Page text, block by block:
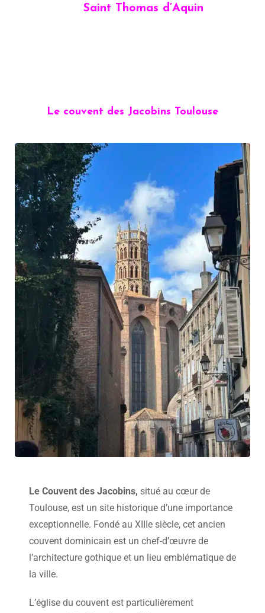
Saint Thomas d’Aquin
Le couvent des Jacobins Toulouse
Le Couvent des Jacobins, situé au cœur de
Toulouse, est un site historique d’une importance
exceptionnelle. Fondé au XIIIe siècle, cet ancien
couvent dominicain est un chef-d’œuvre de
l’architecture gothique et un lieu emblématique de
la ville.
L’église du couvent est particulièrement